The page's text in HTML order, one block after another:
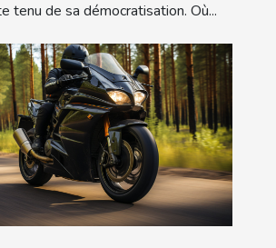
tenu de sa démocratisation. Où...